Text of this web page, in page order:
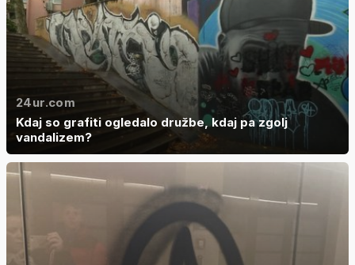
24ur.com
Kdaj so grafiti ogledalo družbe, kdaj pa zgolj
vandalizem?